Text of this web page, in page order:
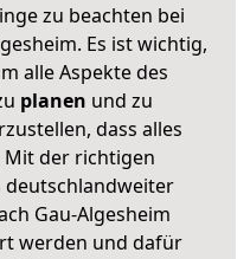
zu beachten bei
Es ist wichtig,
alle Aspekte des
planen und zu
dass alles
der richtigen
Gau-Algesheim
werden und dafür